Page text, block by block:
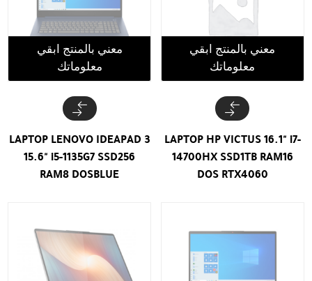
معني بالمنتج ابقي
معلوماتك
LAPTOP HP VICTUS 16.1" i7-
14700HX SSD1TB RAM16
DOS RTX4060
معني بالمنتج ابقي
معلوماتك
LAPTOP LENOVO IDEAPAD 3
15.6" i5-1135G7 SSD256
RAM8 DOSBLUE